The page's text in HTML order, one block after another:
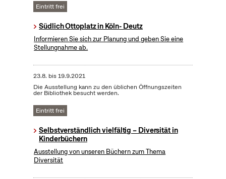
Eintritt frei
Südlich Ottoplatz in Köln- Deutz
Informieren Sie sich zur Planung und geben Sie eine
Stellungnahme ab.
23.8. bis19.9.2021
Die Ausstellung kann zu den üblichen Öffnungszeiten
der Bibliothek besucht werden.
Eintritt frei
Selbstverständlich vielfältig – Diversität in
Kinderbüchern
Ausstellung von unseren Büchern zum Thema
Diversität